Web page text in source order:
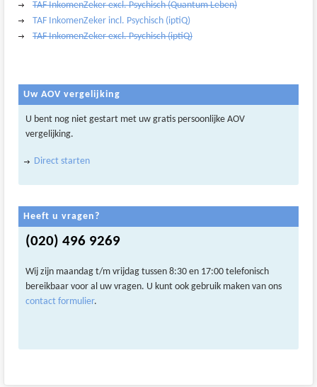
TAF InkomenZeker excl. Psychisch (Quantum Leben)
TAF InkomenZeker incl. Psychisch (iptiQ)
TAF InkomenZeker excl. Psychisch (iptiQ)
Uw AOV vergelijking
U bent nog niet gestart met uw gratis persoonlijke AOV
vergelijking.
Direct starten
Heeft u vragen?
(020) 496 9269
Wij zijn maandag t/m vrijdag tussen 8:30 en 17:00 telefonisch
bereikbaar voor al uw vragen. U kunt ook gebruik maken van ons
contact formulier.